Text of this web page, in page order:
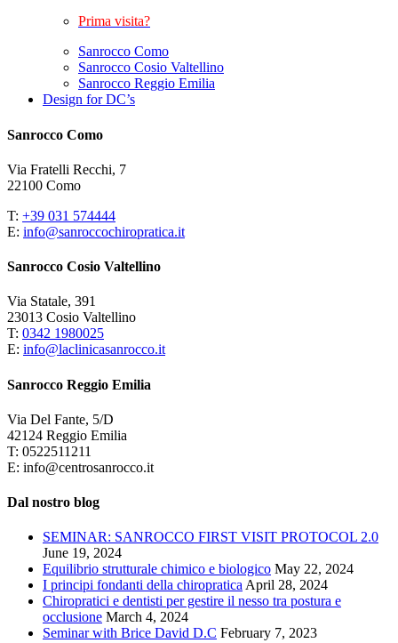
Prima visita?
Sanrocco Como
Sanrocco Cosio Valtellino
Sanrocco Reggio Emilia
Design for DC’s
Sanrocco Como
Via Fratelli Recchi, 7
22100 Como
T: +39 031 574444
E: info@sanroccochiropratica.it
Sanrocco Cosio Valtellino
Via Statale, 391
23013 Cosio Valtellino
T: 0342 1980025
E: info@laclinicasanrocco.it
Sanrocco Reggio Emilia
Via Del Fante, 5/D
42124 Reggio Emilia
T: 0522511211
E: info@centrosanrocco.it
Dal nostro blog
SEMINAR: SANROCCO FIRST VISIT PROTOCOL 2.0
June 19, 2024
Equilibrio strutturale chimico e biologico May 22, 2024
I principi fondanti della chiropratica April 28, 2024
Chiropratici e dentisti per gestire il nesso tra postura e
occlusione March 4, 2024
Seminar with Brice David D.C February 7, 2023